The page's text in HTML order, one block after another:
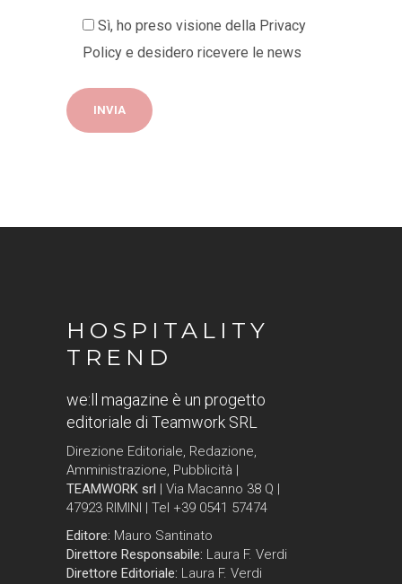
Sì, ho preso visione della Privacy
Policy e desidero ricevere le news
HOSPITALITY
TREND
we:ll magazine è un progetto
editoriale di Teamwork SRL
Direzione Editoriale, Redazione,
Amministrazione, Pubblicità |
TEAMWORK srl | Via Macanno 38 Q |
47923 RIMINI | Tel +39 0541 57474
Editore: Mauro Santinato
Direttore Responsabile: Laura F. Verdi
Direttore Editoriale: Laura F. Verdi